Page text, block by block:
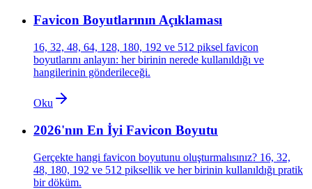
Favicon Boyutlarının Açıklaması
16, 32, 48, 64, 128, 180, 192 ve 512 piksel favicon
boyutlarını anlayın: her birinin nerede kullanıldığı ve
hangilerinin gönderileceği.
Oku
2026'nın En İyi Favicon Boyutu
Gerçekte hangi favicon boyutunu oluşturmalısınız? 16, 32,
48, 180, 192 ve 512 piksellik ve her birinin kullanıldığı pratik
bir döküm.